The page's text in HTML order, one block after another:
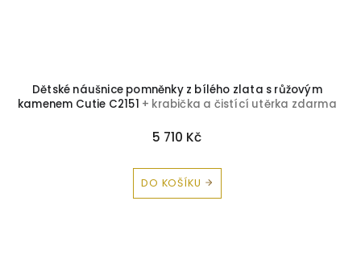
Dětské náušnice pomněnky z bílého zlata s růžovým
kamenem Cutie C2151 + krabička a čistící utěrka zdarma
5 710 Kč
DO KOŠÍKU